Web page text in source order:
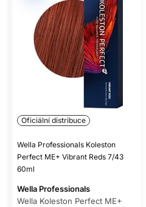
Oficiální distribuce
Wella Professionals Koleston
Perfect ME+ Vibrant Reds 7/43
60ml
Wella Professionals
Wella Koleston Perfect ME+